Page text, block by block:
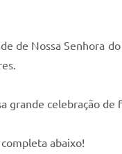
de Nossa Senhora
grande celebração de
abaixo!